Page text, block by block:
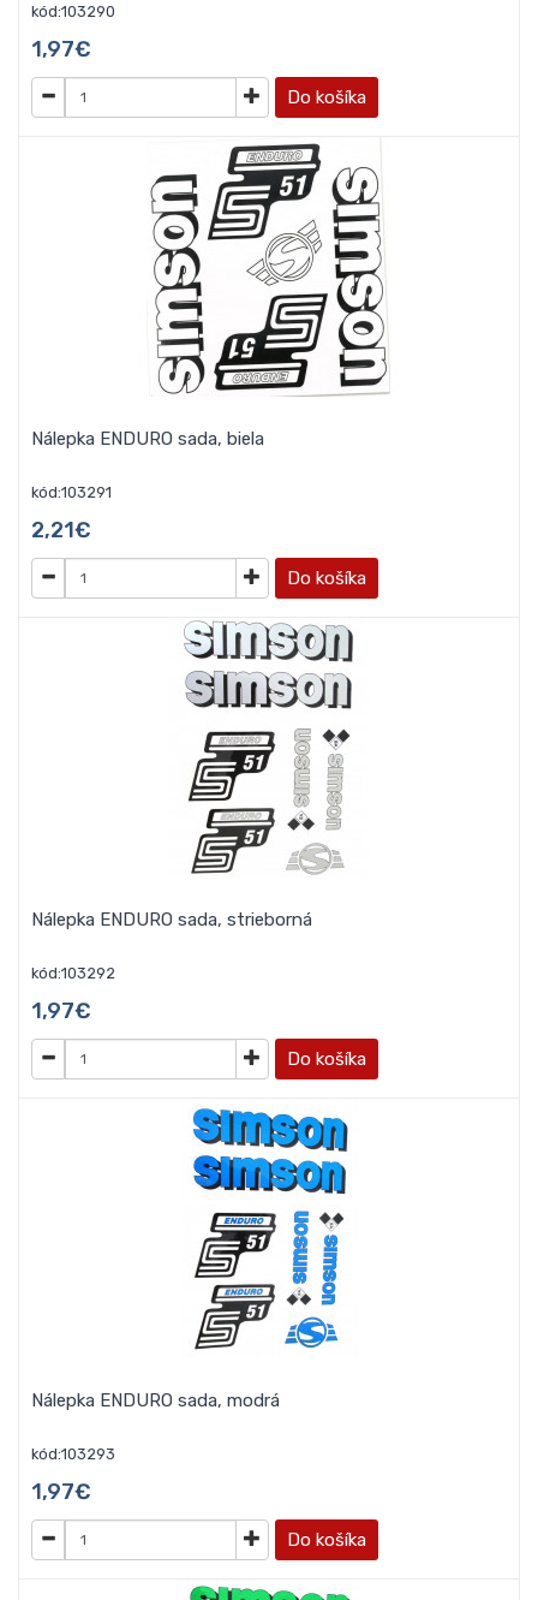
kód:103290
1,97€
Do košíka
Nálepka ENDURO sada, biela
kód:103291
2,21€
Do košíka
Nálepka ENDURO sada, strieborná
kód:103292
1,97€
Do košíka
Nálepka ENDURO sada, modrá
kód:103293
1,97€
Do košíka